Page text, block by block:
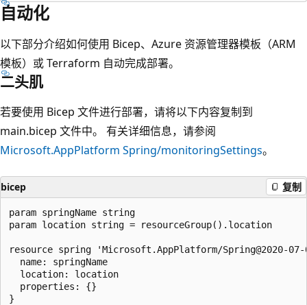
自动化
以下部分介绍如何使用 Bicep、Azure 资源管理器模板（ARM
模板）或 Terraform 自动完成部署。
二头肌
若要使用 Bicep 文件进行部署，请将以下内容复制到
main.bicep 文件中。 有关详细信息，请参阅
Microsoft.AppPlatform Spring/monitoringSettings。
bicep 复制
param springName string
param location string = resourceGroup().location
resource spring 'Microsoft.AppPlatform/Spring@2020-
  name: springName
  location: location
  properties: {}
}